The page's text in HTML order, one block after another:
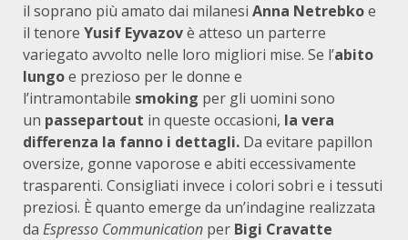
il soprano più amato dai milanesi Anna Netrebkoe
il tenore Yusif Eyvazovè atteso un parterre
variegato avvolto nelle loro migliori mise. Se l’abito
lungoe prezioso per le donne e
l’intramontabile smoking per gli uomini sono
un passepartout in queste occasioni, la vera
differenza la fanno i dettagli. Da evitare papillon
oversize, gonne vaporose e abiti eccessivamente
trasparenti. Consigliati invece i colori sobri e i tessuti
preziosi. È quanto emerge da un’indagine realizzata
da Espresso Communication per Bigi Cravatte